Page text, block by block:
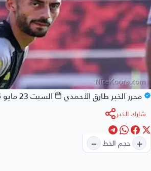
محرر الخبرطارق الأحمدي السبت 23 مايو 2026
شارك الخبر
+ حجم الخط −